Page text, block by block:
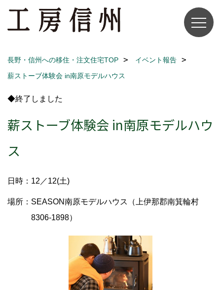
長野・信州への移住・注文住宅TOP
イベント報告
薪ストーブ体験会 in南原モデルハウス
◆終了しました
薪ストーブ体験会 in南原モデルハウ
ス
日時：12／12(土)
場所：SEASON南原モデルハウス（上伊那郡南箕輪村
8306-1898）